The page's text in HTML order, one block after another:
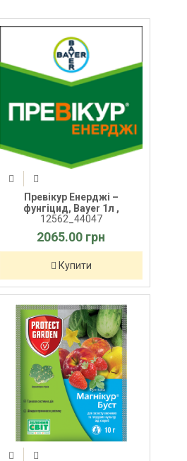
Превікур Енерджі –
фунгіцид, Bayer 1л ,
12562_44047
2065.00 грн
Купити